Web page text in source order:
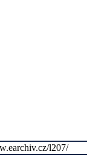
l207/